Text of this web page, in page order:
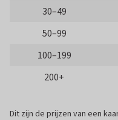
30–49
50–99
100–199
200+
Dit zijn de prijzen van een